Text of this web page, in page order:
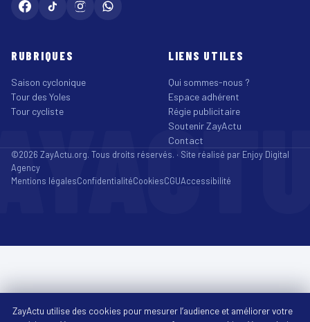
RUBRIQUES
Saison cyclonique
Tour des Yoles
Tour cycliste
LIENS UTILES
Qui sommes-nous ?
Espace adhérent
Régie publicitaire
Soutenir ZayActu
Contact
©2026 ZayActu.org. Tous droits réservés. · Site réalisé par Enjoy Digital
Agency
Mentions légalesConfidentialitéCookiesCGUAccessibilité
ZayActu utilise des cookies pour mesurer l’audience et améliorer votre